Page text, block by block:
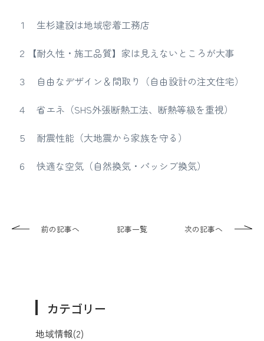
１ 生杉建設は地域密着工務店
２【耐久性・施工品質】家は見えないところが大事
３ 自由なデザイン＆間取り（自由設計の注文住宅）
４ 省エネ（SHS外張断熱工法、断熱等級を重視）
５ 耐震性能（大地震から家族を守る）
６ 快適な空気（自然換気・パッシブ換気）
前の記事へ 記事一覧 次の記事へ
カテゴリー
地域情報(2)